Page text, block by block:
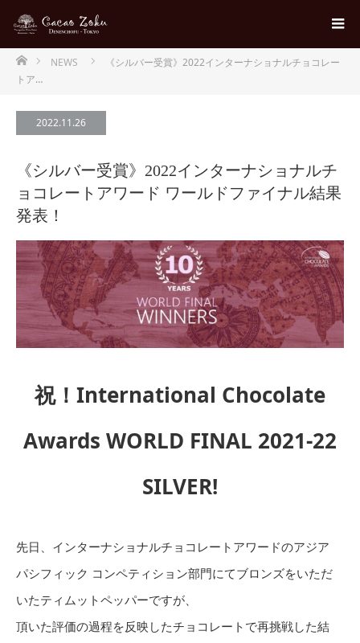
ホームNEWS
《シルバー受賞》2022インターナショナルチョコレー
トア…
2022.11.26
《シルバー受賞》2022インターナショナルチ
ョコレートアワード ワールドファイナル結果
発表！
祝！International Chocolate
Awards WORLD FINAL 2021-22
SILVER!
先日、インターナショナルチョコレートアワードのアジア
パシフィック コンペティション部門にてブロンズをいただ
いたティムットペッパーですが、
頂いた評価の過程を反映したチョコレートで再挑戦した結